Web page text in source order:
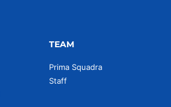
TEAM
Prima Squadra
Staff